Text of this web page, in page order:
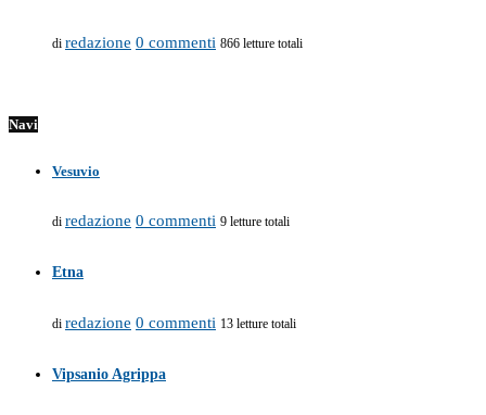
di redazione 0 commenti 866 letture totali
Navi
Vesuvio
di redazione 0 commenti 9 letture totali
Etna
di redazione 0 commenti 13 letture totali
Vipsanio Agrippa